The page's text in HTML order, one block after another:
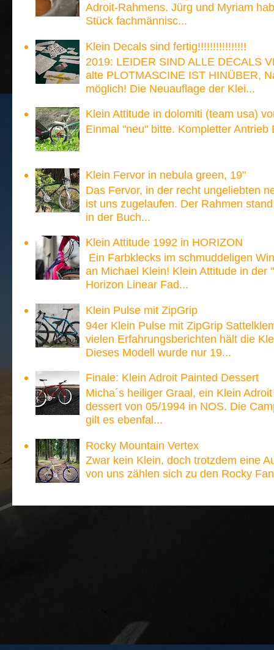
Adroit-Rahmens. Jürg und Myriam
Stück fachmännisc...
Klein Decals sind fertig!!!!!!!!!!!!!!!!
2019: LEIDER SIND ALLE DECALS
alte PLOTMASCINE IST HINÜBER,
möglich! Die Neuauflage der Klei...
Klein Attitude in dolomiti (team usa)
Einmal "neu" bitte. Kompletter Antrieb
Klein Fervor in nebula green, 19"
Das Fervor, in der recht ungeliebten
ist uns zugelaufen. Der Rahmen
in der Buch...
Klein Attitude 1992 in HORIZON
Ein Farbklecks im schmuddeligen
an Michael Klein! Klein Attitude in der
Horizon Linear Fad...
Klein Pulse mit ZipGrip
94er Klein Pulse mit ZipGrip
vielen Erfahrungsberichten hält die
Dieses Modell wurde nur 19...
Finale: Klein Adroit Painted Dessert
Micha´s heiliger Graal, ein Klein
dessert von 05/1994 in NOS. Die
gilt es ebenfal...
Rocky Mountain Vertex
Zwar kein Klein, doch trotzdem eine
von uns zählen sich zu den Rocky